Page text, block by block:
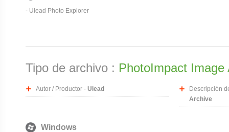
- Ulead Photo Explorer
Tipo de archivo : PhotoImpact Image
Autor / Productor - Ulead
Descripción
Archive
Windows